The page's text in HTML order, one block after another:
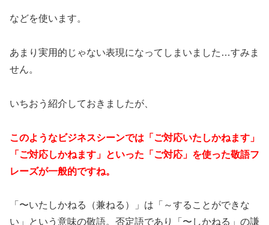
などを使います。
あまり実用的じゃない表現になってしまいました…すみま
せん。
いちおう紹介しておきましたが、
このようなビジネスシーンでは「ご対応いたしかねます」
「ご対応しかねます」といった「ご対応」を使った敬語フ
レーズが一般的ですね。
「〜いたしかねる（兼ねる）」は「～することができな
い」という意味の敬語。否定語であり「〜しかねる」の謙